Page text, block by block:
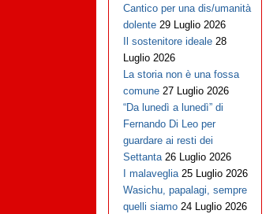
Cantico per una dis/umanità
dolente 29 Luglio 2026
Il sostenitore ideale 28
Luglio 2026
La storia non è una fossa
comune 27 Luglio 2026
“Da lunedì a lunedì” di
Fernando Di Leo per
guardare ai resti dei
Settanta 26 Luglio 2026
I malaveglia 25 Luglio 2026
Wasichu, papalagi, sempre
quelli siamo 24 Luglio 2026